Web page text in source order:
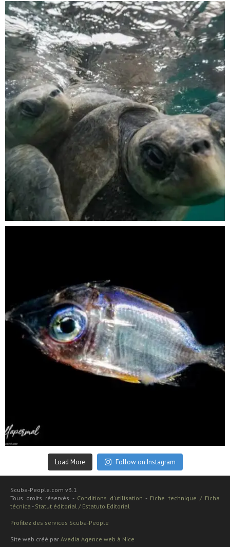
scuba_people_magazine
Sep 24
Load More Follow on Instagram
Scuba-People.com v3.1
Tous droits réservés - Conditions d'utilisation - Fiche technique / Ficha
técnica - Statut éditorial / Estatuto Editorial
Profitez des services Scuba-People
Site web créé par Avedia Agence web à Nice